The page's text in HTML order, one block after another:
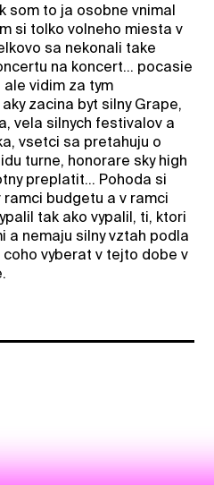
som to ja osobne vnimal
si tolko volneho miesta v
sa nekonali take
na koncert... pocasie
vidim za tym
zacina byt silny Grape,
vela silnych festivalov a
vsetci sa pretahuju o
turne, honorare sky high
preplatit... Pohoda si
budgetu a v ramci
tak ako vypalil, ti, ktori
a nemaju silny vztah podla
vyberat v tejto dobe v